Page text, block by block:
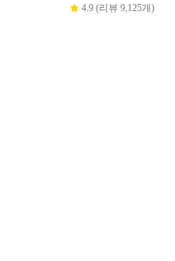
4.9 (리뷰 9,125개)